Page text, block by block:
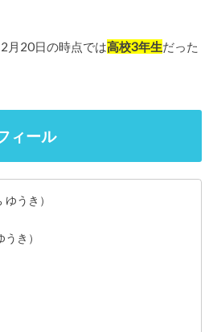
月20日の時点では高校3年生だった
ィール
うき）
き）